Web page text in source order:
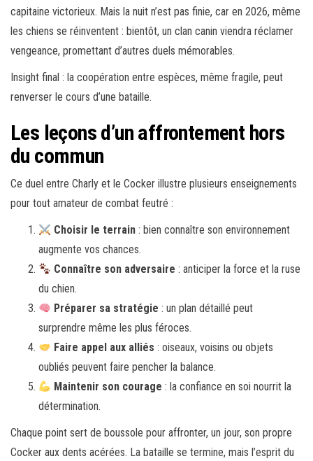
capitaine victorieux. Mais la nuit n’est pas finie, car en 2026, même
les chiens se réinventent : bientôt, un clan canin viendra réclamer
vengeance, promettant d’autres duels mémorables.
Insight final : la coopération entre espèces, même fragile, peut
renverser le cours d’une bataille.
Les leçons d’un affrontement hors
du commun
Ce duel entre Charly et le Cocker illustre plusieurs enseignements
pour tout amateur de combat feutré :
Choisir le terrain : bien connaître son environnement
augmente vos chances.
Connaître son adversaire : anticiper la force et la ruse
du chien.
Préparer sa stratégie : un plan détaillé peut
surprendre même les plus féroces.
Faire appel aux alliés : oiseaux, voisins ou objets
oubliés peuvent faire pencher la balance.
Maintenir son courage : la confiance en soi nourrit la
détermination.
Chaque point sert de boussole pour affronter, un jour, son propre
Cocker aux dents acérées. La bataille se termine, mais l’esprit du